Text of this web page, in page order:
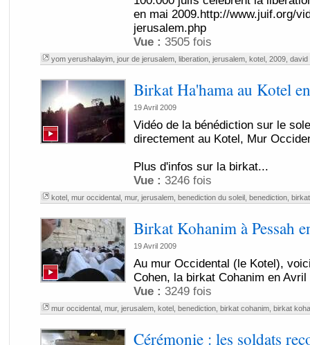
en mai 2009.http://www.juif.org/
jerusalem.php
Vue : 3505 fois
yom yerushalayim, jour de jerusalem, liberation, jerusalem, kotel, 2009, david
Birkat Ha'hama au Kotel
19 Avril 2009
Vidéo de la bénédiction sur le
directement au Kotel, Mur
Plus d'infos sur la birkat...
Vue : 3246 fois
kotel, mur occidental, mur, jerusalem, benediction du soleil, benediction,
Birkat Kohanim à Pessah
19 Avril 2009
Au mur Occidental (le Kotel),
Cohen, la birkat Cohanim en
Vue : 3249 fois
mur occidental, mur, jerusalem, kotel, benediction, birkat cohanim, birkat
Cérémonie : les soldats